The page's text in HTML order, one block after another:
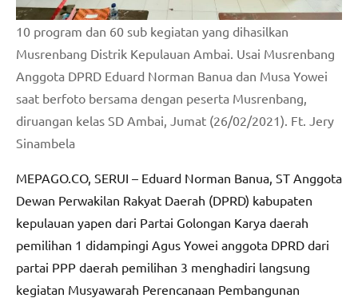
10 program dan 60 sub kegiatan yang dihasilkan
Musrenbang Distrik Kepulauan Ambai. Usai Musrenbang
Anggota DPRD Eduard Norman Banua dan Musa Yowei
saat berfoto bersama dengan peserta Musrenbang,
diruangan kelas SD Ambai, Jumat (26/02/2021). Ft. Jery
Sinambela
MEPAGO.CO, SERUI – Eduard Norman Banua, ST Anggota
Dewan Perwakilan Rakyat Daerah (DPRD) kabupaten
kepulauan yapen dari Partai Golongan Karya daerah
pemilihan 1 didampingi Agus Yowei anggota DPRD dari
partai PPP daerah pemilihan 3 menghadiri langsung
kegiatan Musyawarah Perencanaan Pembangunan